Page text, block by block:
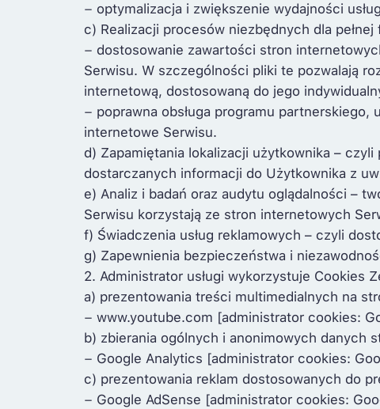
− optymalizacja i zwiększenie wydajności
c) Realizacji procesów niezbędnych dla
− dostosowanie zawartości stron
Serwisu. W szczególności pliki te pozwalają
internetową, dostosowaną do jego
− poprawna obsługa programu
internetowe Serwisu.
d) Zapamiętania lokalizacji użytkownika –
dostarczanych informacji do Użytkownika z
e) Analiz i badań oraz audytu oglądalności –
Serwisu korzystają ze stron internetowych
f) Świadczenia usług reklamowych – czyli
g) Zapewnienia bezpieczeństwa i
2. Administrator usługi wykorzystuje Cookies
a) prezentowania treści multimedialnych na
− www.youtube.com [administrator cookies:
b) zbierania ogólnych i anonimowych danych
− Google Analytics [administrator cookies:
c) prezentowania reklam dostosowanych do
− Google AdSense [administrator cookies: